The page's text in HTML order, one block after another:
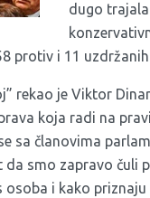
dugo trajala
protiv i 11
rekao je Viktor
koja radi na
sa članovima
smo zapravo čuli
i kako